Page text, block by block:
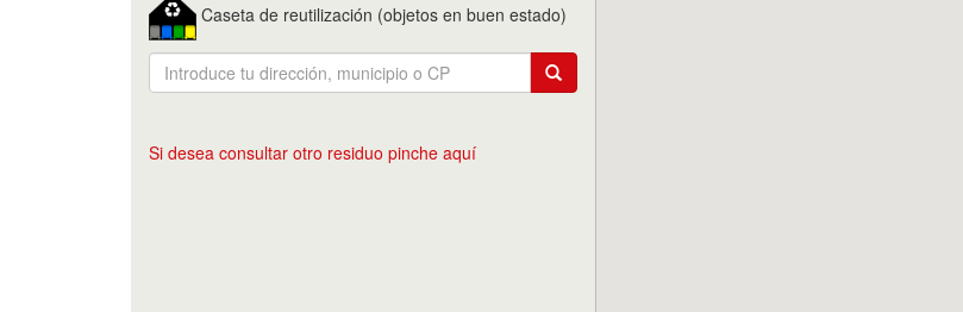
Caseta de reutilización (objetos en buen estado)
Si desea consultar otro residuo pinche aquí